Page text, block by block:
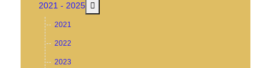
2021 - 2025
2021
2022
2023